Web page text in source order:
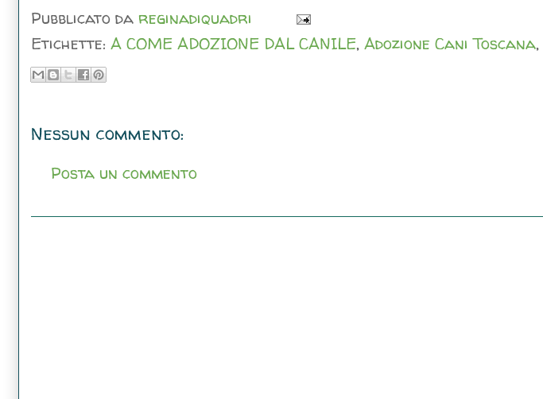
Pubblicato da reginadiquadri
Etichette: A COME ADOZIONE DAL CANILE, Adozione Cani Toscana,
Nessun commento:
Posta un commento